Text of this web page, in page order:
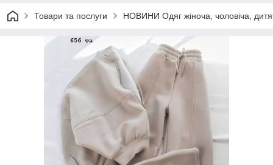
Товари та послуги НОВИНИ Одяг жіноча, чоловіча,